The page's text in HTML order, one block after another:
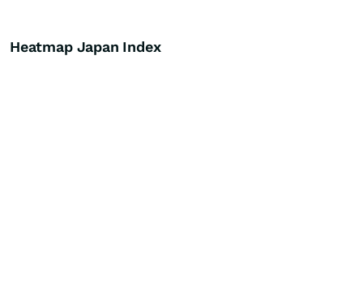
Heatmap Japan Index